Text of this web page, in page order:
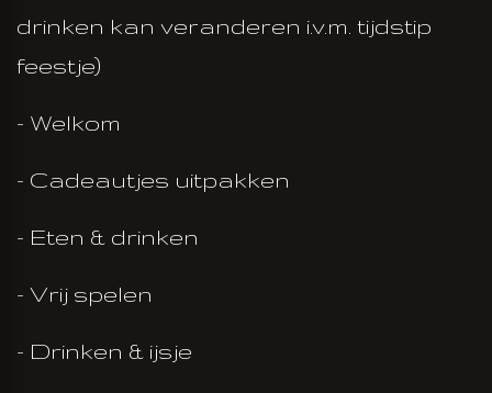
drinken kan veranderen i.v.m. tijdstip
feestje)
- Welkom
- Cadeautjes uitpakken
- Eten & drinken
- Vrij spelen
- Drinken & ijsje